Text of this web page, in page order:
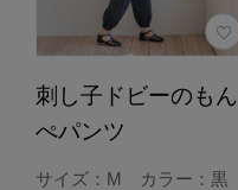
刺し子ドビーのもん
ぺパンツ
サイズ：M カラー：黒